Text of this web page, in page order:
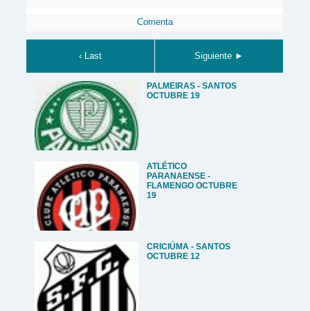
Comenta
‹ Last Siguiente ►
PALMEIRAS - SANTOS
OCTUBRE 19
ATLÉTICO
PARANAENSE -
FLAMENGO OCTUBRE
19
CRICIÚMA - SANTOS
OCTUBRE 12